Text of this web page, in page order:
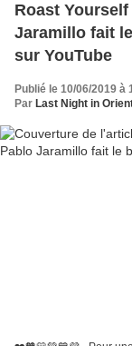
Roast
Jaramillo fait
sur YouTube
Publié le 10/06/2019 à
Par Last Night in